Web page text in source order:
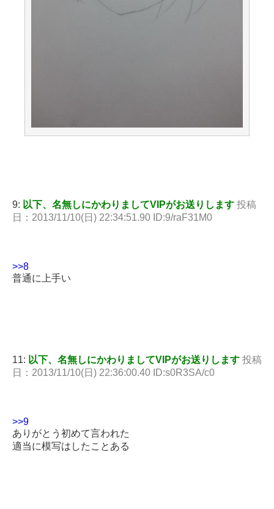
9: 以下、名無しにかわりましてVIPがお送りします 投稿
日：2013/11/10(日) 22:34:51.90 ID:9/raF31M0
>>8
普通に上手い
11: 以下、名無しにかわりましてVIPがお送りします 投稿
日：2013/11/10(日) 22:36:00.40 ID:s0R3SA/c0
>>9
ありがとう初めて言われた
適当に模写はしたことある